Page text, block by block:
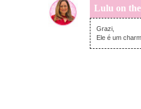
Lulu on
Grazi,
Ele é um